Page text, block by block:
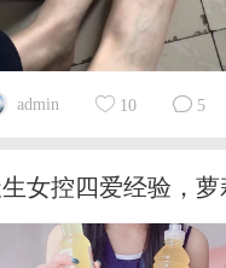
admin 10 5
女控四爱经验，